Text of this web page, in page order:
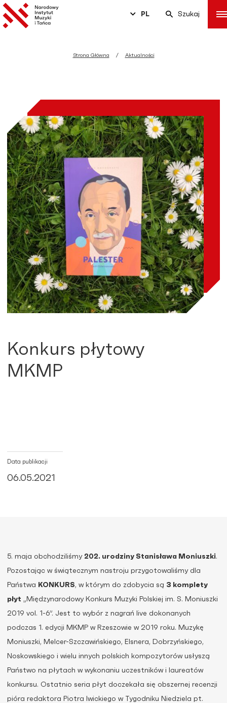
PL Szukaj
Strona Główna Aktualności
Konkurs płytowy
MKMP
Data publikacji
06.05.2021
5. maja obchodziliśmy 202. urodziny Stanisława Moniuszki.
Pozostając w świątecznym nastroju przygotowaliśmy dla
Państwa KONKURS, w którym do zdobycia są 3 komplety
płyt „Międzynarodowy Konkurs Muzyki Polskiej im. S. Moniuszki
2019 vol. 1-6”. Jest to wybór z nagrań live dokonanych
podczas 1. edycji MKMP w Rzeszowie w 2019 roku. Muzykę
Moniuszki, Melcer-Szczawińskiego, Elsnera, Dobrzyńskiego,
Noskowskiego i wielu innych polskich kompozytorów usłyszą
Państwo na płytach w wykonaniu uczestników i laureatów
konkursu. Ostatnio seria płyt doczekała się obszernej recenzji
pióra redaktora Piotra Iwickiego w Tygodniku Niedziela pt.